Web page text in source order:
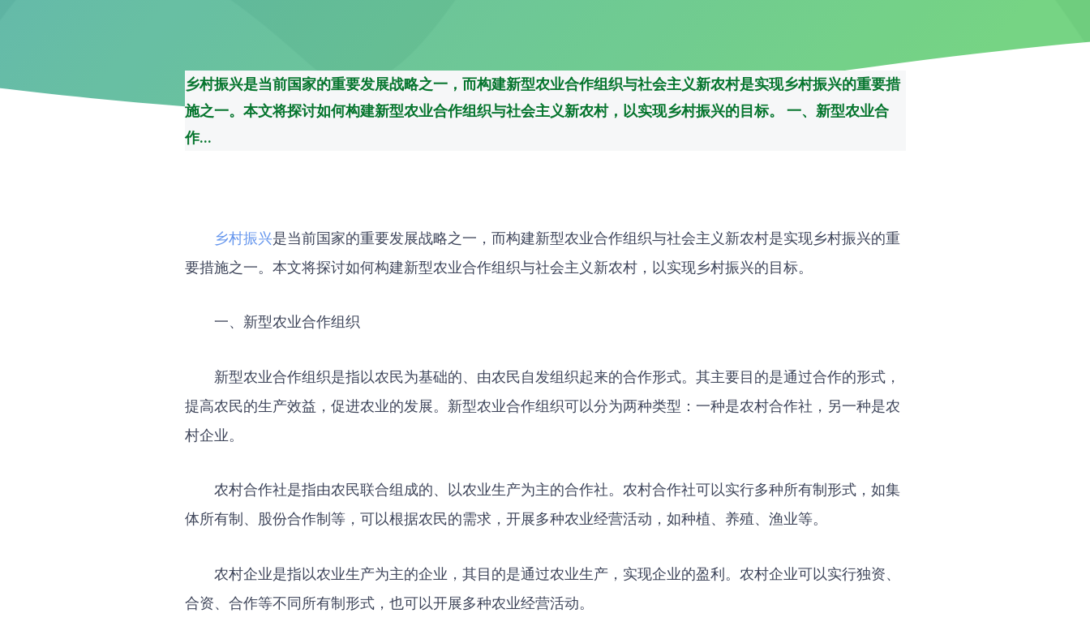
乡村振兴是当前国家的重要发展战略之一，而构建新型农业合作组织与社会主义新农村是实现乡村振兴的重要措
施之一。本文将探讨如何构建新型农业合作组织与社会主义新农村，以实现乡村振兴的目标。 一、新型农业合
作...
乡村振兴是当前国家的重要发展战略之一，而构建新型农业合作组织与社会主义新农村是实现乡村振兴的重
要措施之一。本文将探讨如何构建新型农业合作组织与社会主义新农村，以实现乡村振兴的目标。
一、新型农业合作组织
新型农业合作组织是指以农民为基础的、由农民自发组织起来的合作形式。其主要目的是通过合作的形式，
提高农民的生产效益，促进农业的发展。新型农业合作组织可以分为两种类型：一种是农村合作社，另一种是农
村企业。
农村合作社是指由农民联合组成的、以农业生产为主的合作社。农村合作社可以实行多种所有制形式，如集
体所有制、股份合作制等，可以根据农民的需求，开展多种农业经营活动，如种植、养殖、渔业等。
农村企业是指以农业生产为主的企业，其目的是通过农业生产，实现企业的盈利。农村企业可以实行独资、
合资、合作等不同所有制形式，也可以开展多种农业经营活动。